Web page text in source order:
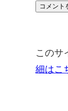
このサ
細はこ